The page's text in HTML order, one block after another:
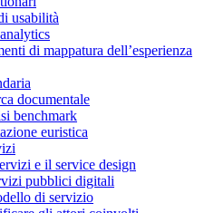
usabilità
di mappatura dell’esperienza
documentale
benchmark
euristica
e il service design
pubblici digitali
di servizio